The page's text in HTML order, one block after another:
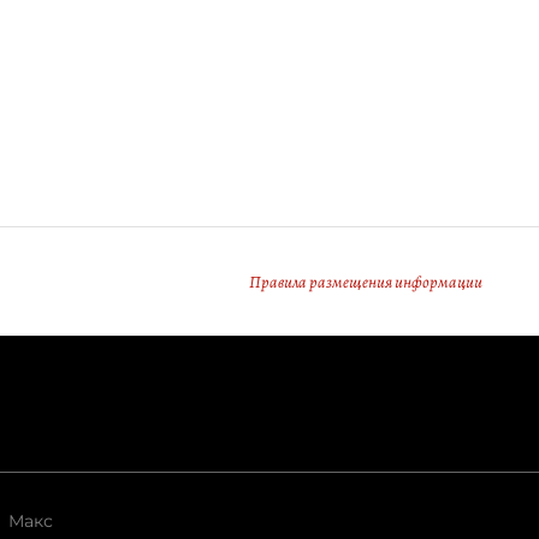
Правила размещения информации
Макс